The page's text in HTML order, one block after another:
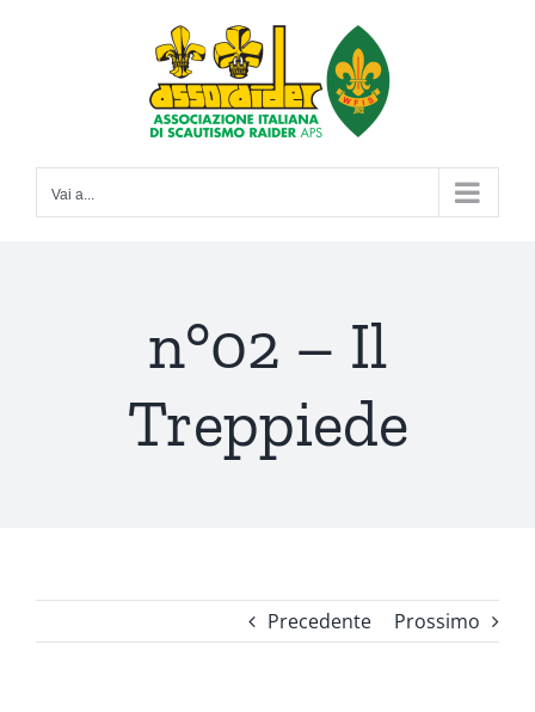
Vai a...
n°02 – Il
Treppiede
Precedente Prossimo